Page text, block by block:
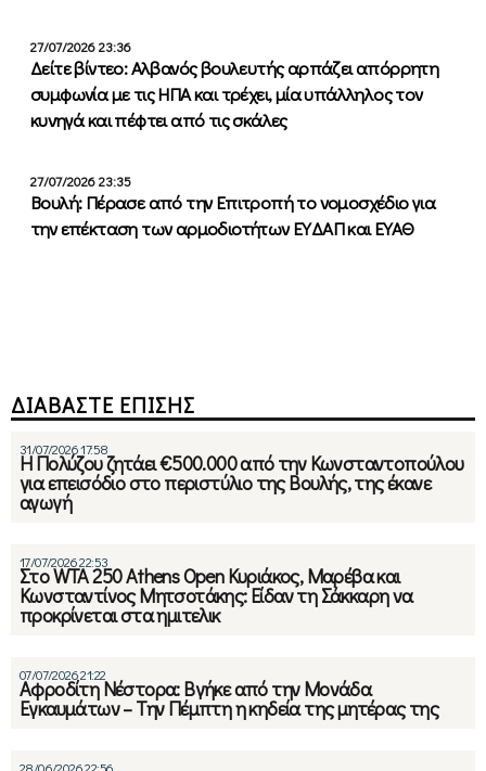
27/07/2026 23:36
Δείτε βίντεο: Αλβανός βουλευτής αρπάζει απόρρητη
συμφωνία με τις ΗΠΑ και τρέχει, μία υπάλληλος τον
κυνηγά και πέφτει από τις σκάλες
27/07/2026 23:35
Βουλή: Πέρασε από την Επιτροπή το νομοσχέδιο για
την επέκταση των αρμοδιοτήτων ΕΥΔΑΠ και ΕΥΑΘ
ΔΙΑΒΑΣΤΕ ΕΠΙΣΗΣ
31/07/2026 17:58
Η Πολύζου ζητάει €500.000 από την Κωνσταντοπούλου
για επεισόδιο στο περιστύλιο της Βουλής, της έκανε
αγωγή
17/07/2026 22:53
Στο WTA 250 Athens Open Κυριάκος, Μαρέβα και
Κωνσταντίνος Μητσοτάκης: Είδαν τη Σάκκαρη να
προκρίνεται στα ημιτελικ
07/07/2026 21:22
Αφροδίτη Νέστορα: Βγήκε από την Μονάδα
Εγκαυμάτων – Την Πέμπτη η κηδεία της μητέρας της